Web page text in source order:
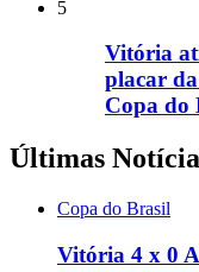
5
Vitória
placar
Copa do
Últimas
Copa do Brasil
Vitória 4 x 0